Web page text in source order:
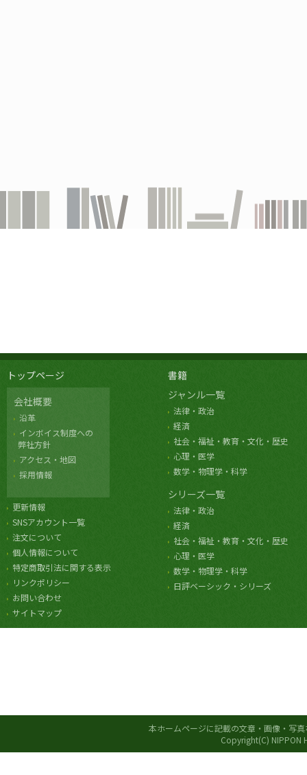
トップページ
会社概要
沿革
インボイス制度への
弊社方針
アクセス・地図
採用情報
更新情報
SNSアカウント一覧
注文について
個人情報について
特定商取引法に関する表示
リンクポリシー
お問い合わせ
サイトマップ
書籍
ジャンル一覧
法律・政治
経済
社会・福祉・教育・文化・歴史
心理・医学
数学・物理学・科学
シリーズ一覧
法律・政治
経済
社会・福祉・教育・文化・歴史
心理・医学
数学・物理学・科学
日評ベーシック・シリーズ
本ホームページに記載の文章・画像・写
Copyright(C) NIPPON